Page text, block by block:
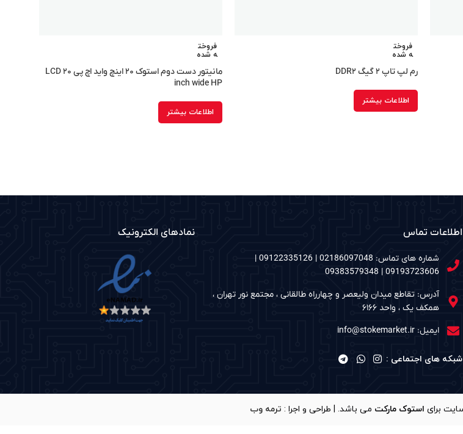
فروخت
ه شده
رم لپ تاپ ۲ گیگ DDR۲
اطلاعات بیشتر
فروخت
ه شده
مانیتور دست دوم استوک ۲۰ اینچ واید اچ پی LCD ۲۰
inch wide HP
اطلاعات بیشتر
اطلاعات تماس
شماره های تماس: 02186097048 | 09122335126 |
09193723606 | 09383579348
آدرس: تقاطع میدان ولیعصر و چهارراه طالقانی ، مجتمع نور تهران ،
همکف یک ، واحد ۶۱۶۶
ایمیل: info@stokemarket.ir
شبکه های اجتماعی :
نمادهای الکترونیک
استوک مارکت می باشد. | طراحی و اجرا : ترمه وب